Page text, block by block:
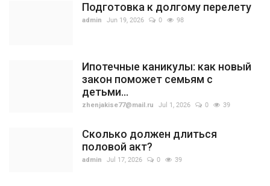
Подготовка к долгому перелету
admin Jun 19, 2026 0 98
Ипотечные каникулы: как новый
закон поможет семьям с
детьми...
zhenjakise77@mail.ru Jul 1, 2026 0 39
Сколько должен длиться
половой акт?
admin Jul 17, 2026 0 39